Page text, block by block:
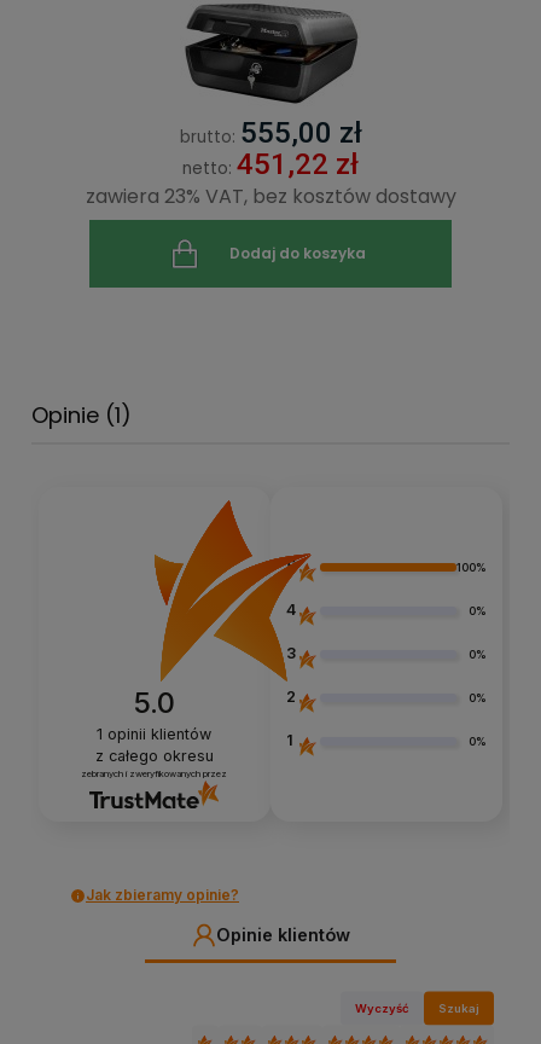
brutto: 555,00 zł
netto: 451,22 zł
zawiera 23% VAT, bez kosztów dostawy
Dodaj do koszyka
Opinie (1)
5.0
1 opinii klientów
z całego okresu
zebranych i zweryfikowanych przez
5 100%
4 0%
3 0%
2 0%
1 0%
Jak zbieramy opinie?
Opinie klientów
Wyczyść Szukaj